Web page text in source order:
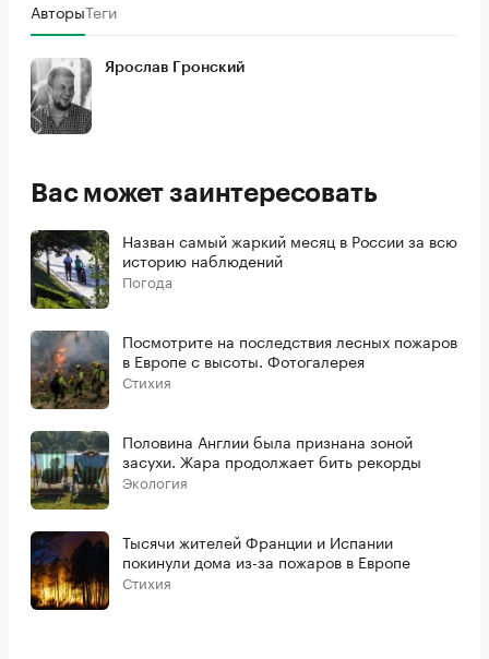
АвторыТеги
Ярослав Гронский
Вас может заинтересовать
Назван самый жаркий месяц в России за всю
историю наблюдений
Погода
Посмотрите на последствия лесных пожаров
в Европе с высоты. Фотогалерея
Стихия
Половина Англии была признана зоной
засухи. Жара продолжает бить рекорды
Экология
Тысячи жителей Франции и Испании
покинули дома из-за пожаров в Европе
Стихия